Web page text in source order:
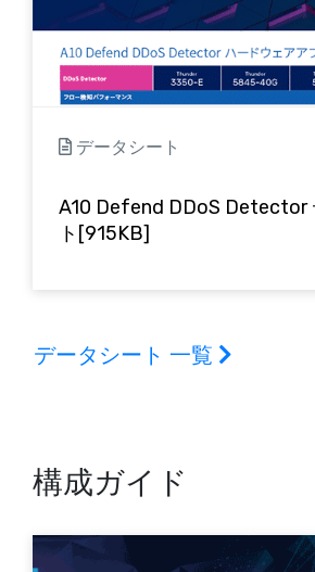
データシート
A10 Defend DDoS Detector
ト[915KB]
データシート 一覧
構成ガイド